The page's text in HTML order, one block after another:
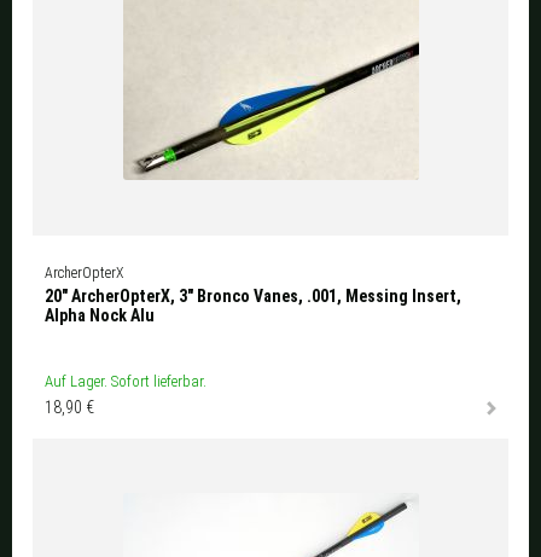
ArcherOpterX
20" ArcherOpterX, 3" Bronco Vanes, .001, Messing Insert,
Alpha Nock Alu
Auf Lager. Sofort lieferbar.
18,90 €